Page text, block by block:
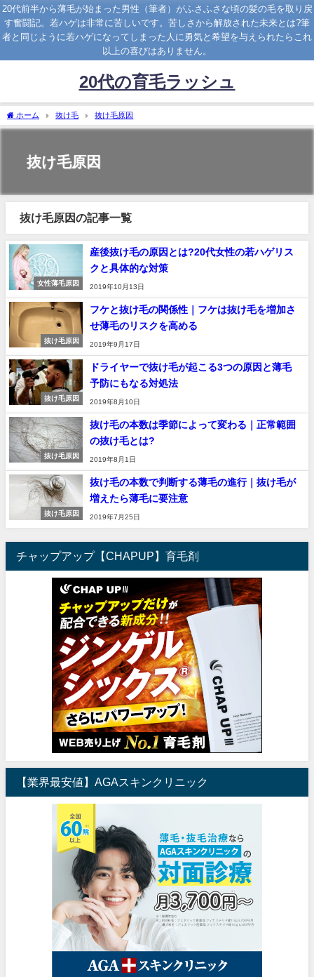
20代前半から薄毛が始まった男性（筆者）がふさふさな頃の髪の毛を取り戻
す奮闘記。若ハゲは非常に苦しいです。苦しさから解放された未来とは?筆
者と同じように若ハゲになってしまった人に勇気と希望を与えられたらこれ
以上の喜びはありません。
20代の育毛ラッシュ
ホーム 抜け毛 抜け毛原因
抜け毛原因
抜け毛原因の記事一覧
女性薄毛原因
産後抜け毛の原因とは?20代女性の若ハゲリス
クと具体的な対策
2019年10月13日
抜け毛原因
フケと抜け毛の関係性｜フケは抜け毛を増加さ
せ薄毛のリスクを高める
2019年9月17日
抜け毛原因
ドライヤーで抜け毛が起こる3つの原因と薄毛
予防にもなる対処法
2019年8月10日
抜け毛原因
抜け毛の本数は季節によって変わる｜正常範囲
の抜け毛とは?
2019年8月1日
抜け毛原因
抜け毛の本数で判断する薄毛の進行｜抜け毛が
増えたら薄毛に要注意
2019年7月25日
チャップアップ【CHAPUP】育毛剤
【業界最安値】AGAスキンクリニック